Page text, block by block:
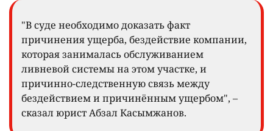
"В суде необходимо доказать факт
причинения ущерба, бездействие компании,
которая занималась обслуживанием
ливневой системы на этом участке, и
причинно-следственную связь между
бездействием и причинённым ущербом", –
сказал юрист Абзал Касымжанов.